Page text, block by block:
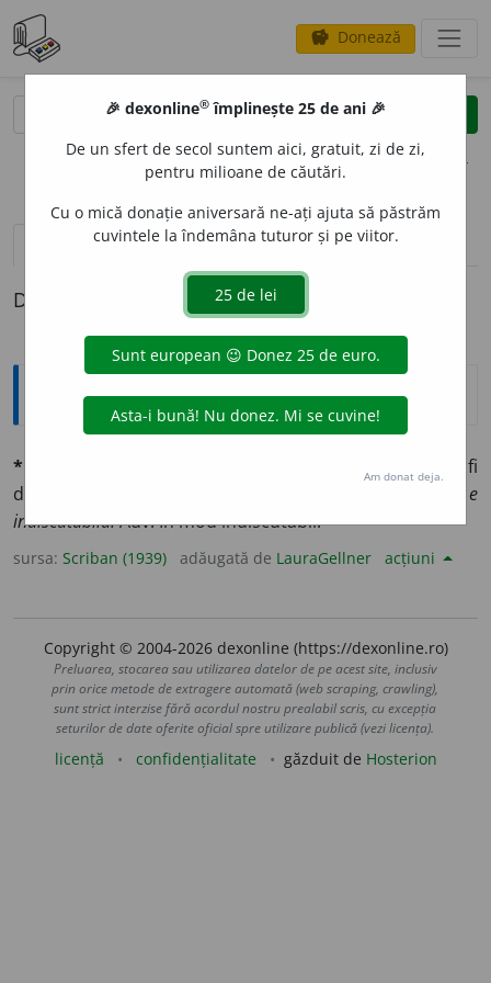
savings Donează
clear
opțiuni
definiții (1) pronunțievolume_up (50)
Definiția cu ID-ul 675136:
Explicative DEX
*indiscutábil, -ă
). Care nu poate fi
discutat, sigur, cert:
existența luĭ Dumnezeŭ e
indiscutabilă.Adv. În mod indiscutabil.
sursa: Scriban (1939) adăugată de LauraGellner acțiuni
Copyright © 2004-2026 dexonline (https://dexonline.ro)
Preluarea, stocarea sau utilizarea datelor de pe acest site, inclusiv
prin orice metode de extragere automată (web scraping, crawling),
sunt strict interzise fără acordul nostru prealabil scris, cu excepția
seturilor de date oferite oficial spre utilizare publică (vezi licența).
licență confidențialitate găzduit de Hosterion
🎉 dexonline® împlinește 25 de ani 🎉
De un sfert de secol suntem aici, gratuit, zi de zi,
pentru milioane de căutări.
Cu o mică donație aniversară ne-ați ajuta să păstrăm
cuvintele la îndemâna tuturor și pe viitor.
Am donat deja.